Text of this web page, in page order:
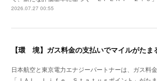
2026.07.27 00:55
日本航空と東京電力エナジーパートナーは、ガス料